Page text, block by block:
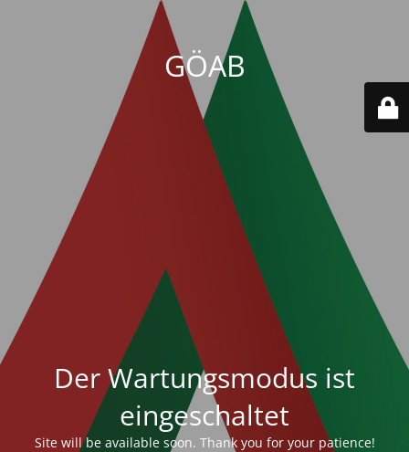
GÖAB
Der Wartungsmodus ist
eingeschaltet
Site will be available soon. Thank you for your patience!